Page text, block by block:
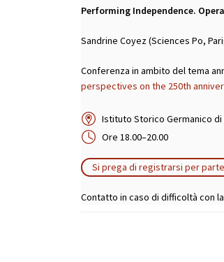
Performing Independence.
Sandrine Coyez (Sciences Po,
Conferenza in ambito del tema
perspectives on the 250th
Istituto Storico Germanico di
Ore 18.00–20.00
Si prega di registrarsi per
Contatto in caso di difficoltà con